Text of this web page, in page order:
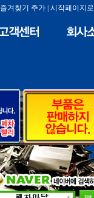
즐겨찾기 추가 시작페이지로